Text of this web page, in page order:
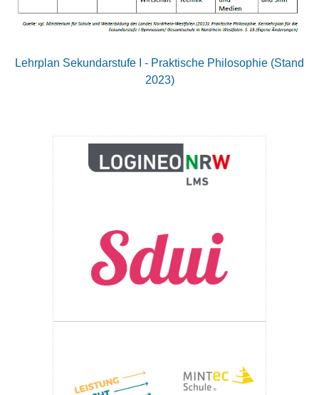
Lehrplan Sekundarstufe I - Praktische Philosophie (Stand
2023)